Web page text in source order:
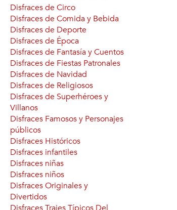
Disfraces de Circo
Disfraces de Comida y Bebida
Disfraces de Deporte
Disfraces de Época
Disfraces de Fantasía y Cuentos
Disfraces de Fiestas Patronales
Disfraces de Navidad
Disfraces de Religiosos
Disfraces de Superhéroes y
Villanos
Disfraces Famosos y Personajes
públicos
Disfraces Históricos
Disfraces infantiles
Disfraces niñas
Disfraces niños
Disfraces Originales y
Divertidos